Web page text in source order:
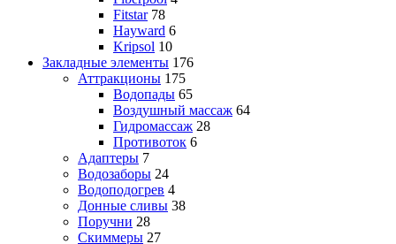
Fitstar 78
Hayward 6
Kripsol 10
Закладные элементы 176
Аттракционы 175
Водопады 65
Воздушный массаж 64
Гидромассаж 28
Противоток 6
Адаптеры 7
Водозаборы 24
Водоподогрев 4
Донные сливы 38
Поручни 28
Скиммеры 27